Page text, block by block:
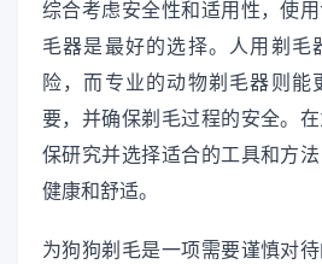
综合考虑安全性和适用性，使
毛器是最好的选择。人用剃毛
险，而专业的动物剃毛器则能
要，并确保剃毛过程的安全。
保研究并选择适合的工具和方
健康和舒适。
为狗狗剃毛是一项需要谨慎对